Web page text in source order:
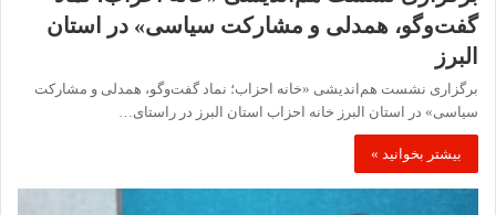
گفت‌وگو، همدلی و مشارکت سیاسی» در استان
البرز
برگزاری نشست هم‌اندیشی «خانه احزاب؛ نماد گفت‌وگو، همدلی و مشارکت
سیاسی» در استان البرز خانه احزاب استان البرز در راستای…
بیشتر بخوانید »